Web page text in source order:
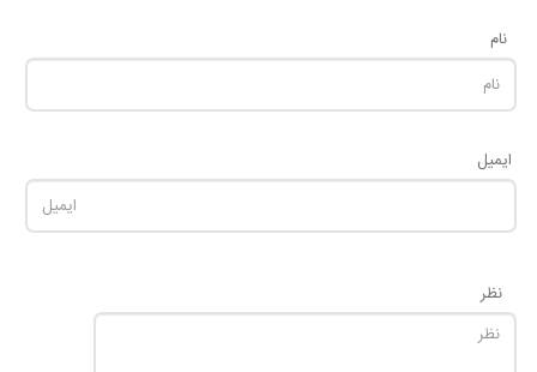
نام
ایمیل
نظر